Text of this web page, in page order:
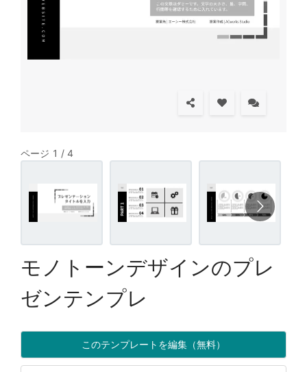
ページ 1 / 4
モノトーンデザインのプレ
ゼンテンプレ
このテンプレートを編集（無料）